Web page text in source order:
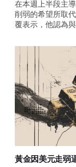
在本週上半段主
削弱的希望所取
覆表示，他認為
黃金因美元走弱